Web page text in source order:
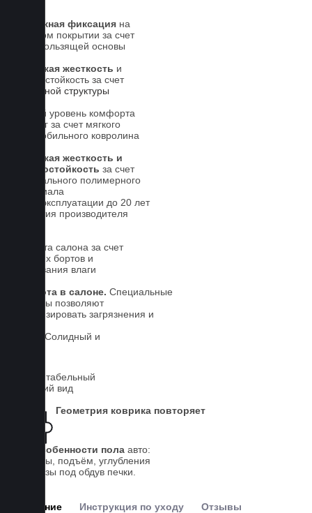
Надежная фиксация на
штатном покрытии за счет
антискользящей основы
Высокая жесткость и
износостойкость за счет
5-слойной структуры
Новый уровень комфорта
для ног за счет мягкого
автомобильного ковролина
Высокая жесткость и
износостойкость за счет
специального полимерного
материала
Срок эксплуатации до 20 лет
Гарантия производителя
Чистота салона за счет
высоких бортов и
впитывания влаги
Чистота в салоне. Специальные
выступы позволяют
локализировать загрязнения и
Солидный и
презентабельный
внешний вид
Геометрия коврика повторяет
все особенности пола авто:
выступы, подъём, углубления
и вырезы под обдув печки.
Описание Инструкция по уходу Отзывы